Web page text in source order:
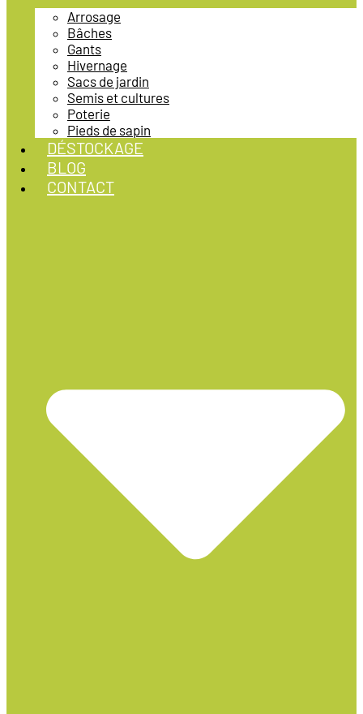
Arrosage
Bâches
Gants
Hivernage
Sacs de jardin
Semis et cultures
Poterie
Pieds de sapin
DÉSTOCKAGE
BLOG
CONTACT